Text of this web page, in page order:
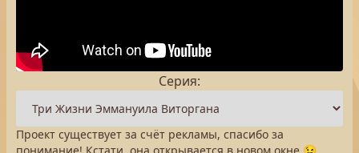
Серия:
Проект существует за счёт рекламы, спасибо за